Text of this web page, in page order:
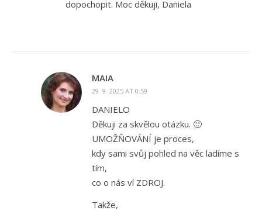
dopochopit. Moc děkuji, Daniela
MAIA
29. 9. 2025 AT 0:59
DANIELO
Děkuji za skvělou otázku. 🙂
UMOŽŇOVÁNÍ je proces,
kdy sami svůj pohled na věc ladíme s
tím,
co o nás ví ZDROJ.
Takže,